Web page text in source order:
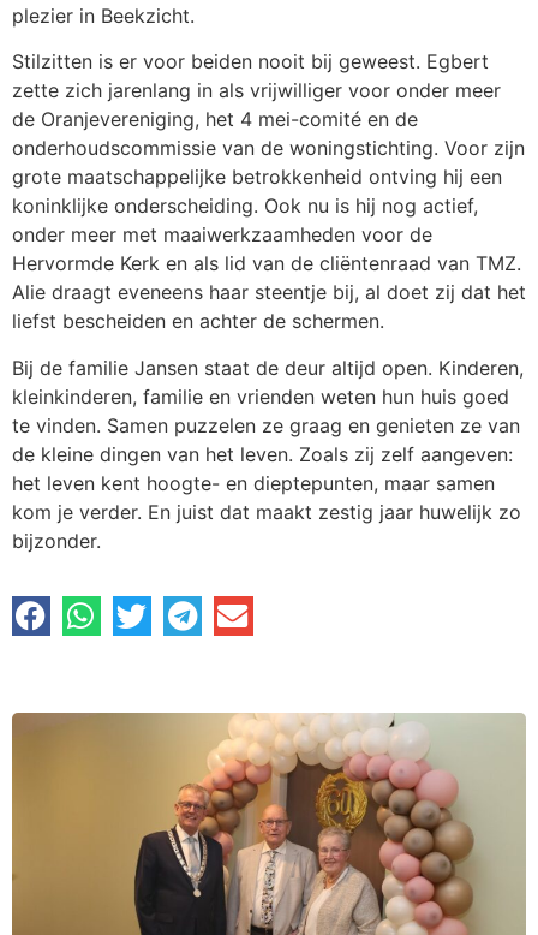
plezier in Beekzicht.
Stilzitten is er voor beiden nooit bij geweest. Egbert
zette zich jarenlang in als vrijwilliger voor onder meer
de Oranjevereniging, het 4 mei-comité en de
onderhoudscommissie van de woningstichting. Voor zijn
grote maatschappelijke betrokkenheid ontving hij een
koninklijke onderscheiding. Ook nu is hij nog actief,
onder meer met maaiwerkzaamheden voor de
Hervormde Kerk en als lid van de cliëntenraad van TMZ.
Alie draagt eveneens haar steentje bij, al doet zij dat het
liefst bescheiden en achter de schermen.
Bij de familie Jansen staat de deur altijd open. Kinderen,
kleinkinderen, familie en vrienden weten hun huis goed
te vinden. Samen puzzelen ze graag en genieten ze van
de kleine dingen van het leven. Zoals zij zelf aangeven:
het leven kent hoogte- en dieptepunten, maar samen
kom je verder. En juist dat maakt zestig jaar huwelijk zo
bijzonder.